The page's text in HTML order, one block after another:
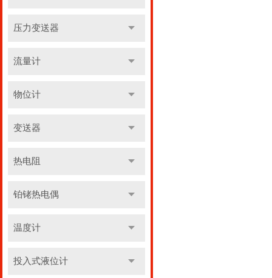
压力变送器
流量计
物位计
变送器
热电阻
铂铑热电偶
温度计
投入式液位计